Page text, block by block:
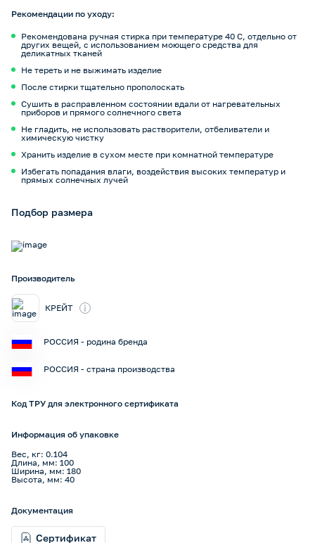
Рекомендации по уходу:
Рекомендована ручная стирка при температуре 40 С, отдельно от
других вещей, с использованием моющего средства для
деликатных тканей
Не тереть и не выжимать изделие
После стирки тщательно прополоскать
Сушить в расправленном состоянии вдали от нагревательных
приборов и прямого солнечного света
Не гладить, не использовать растворители, отбеливатели и
химическую чистку
Хранить изделие в сухом месте при комнатной температуре
Избегать попадания влаги, воздействия высоких температур и
прямых солнечных лучей
Подбор размера
Производитель
КРЕЙТ i
РОССИЯ - родина бренда
РОССИЯ - страна производства
Код ТРУ для электронного сертификата
Информация об упаковке
Вес, кг: 0.104
Длина, мм: 100
Ширина, мм: 180
Высота, мм: 40
Документация
Сертификат